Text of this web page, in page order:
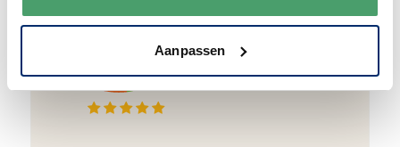
Aanpassen